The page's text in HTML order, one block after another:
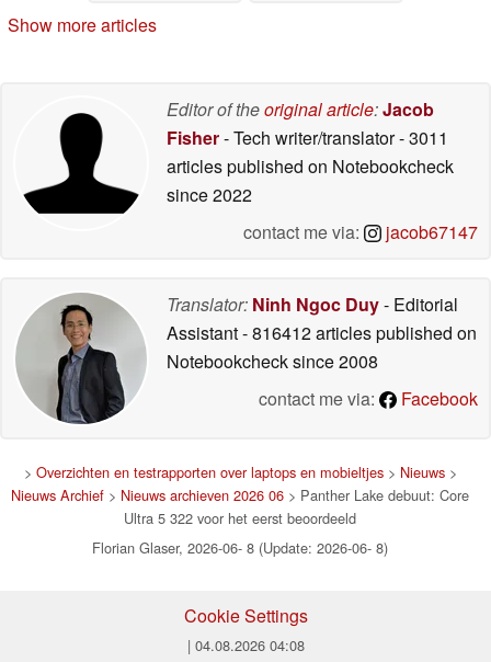
Show more articles
Editor of theoriginal article:Jacob
Fisher- Tech writer/translator- 3011
articles published on Notebookcheck
since 2022
contact me via:
jacob67147
Translator: Ninh Ngoc Duy- Editorial
Assistant- 816412 articles published on
Notebookchecksince 2008
contact me via:
Facebook
> Overzichten en testrapporten over laptops en mobieltjes> Nieuws>
Nieuws Archief > Nieuws archieven 2026 06 > Panther Lake debuut: Core
Ultra 5 322 voor het eerst beoordeeld
Florian Glaser, 2026-06- 8 (Update: 2026-06- 8)
Cookie Settings
| 04.08.2026 04:08